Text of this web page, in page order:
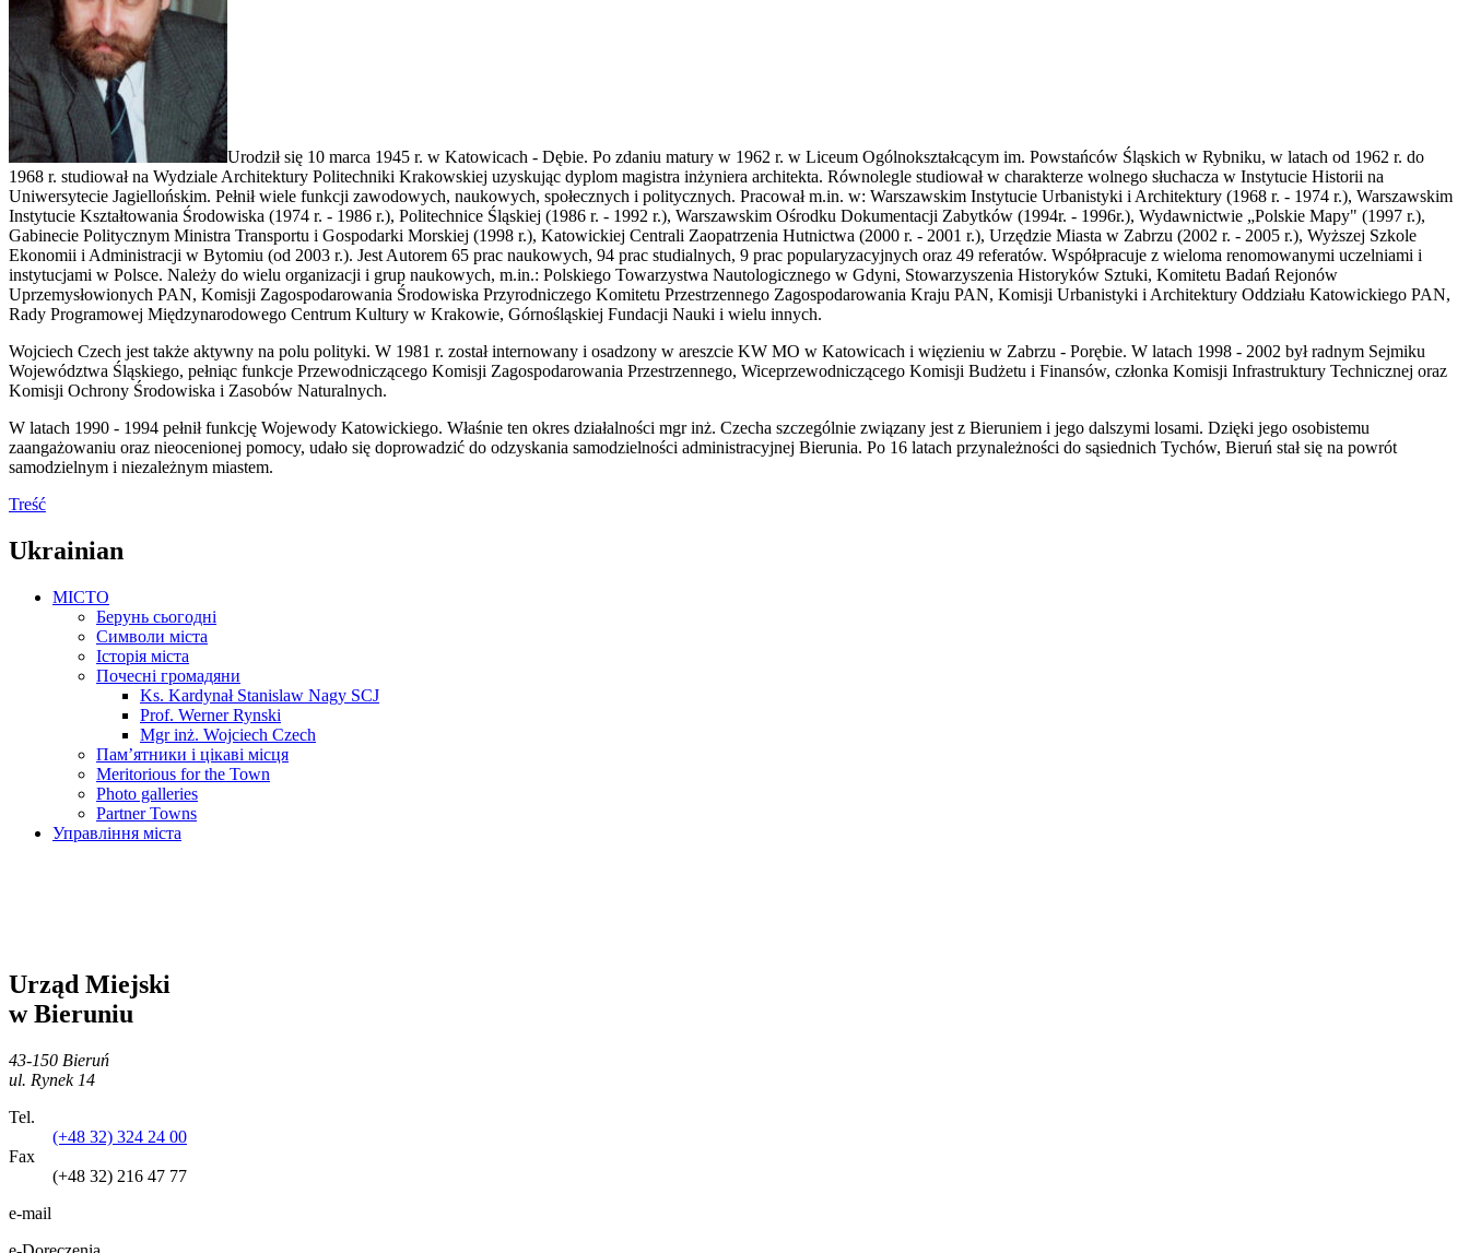
Urodził się 10 marca 1945 r. w Katowicach - Dębie. Po zdaniu matury w 1962 r. w Liceum Ogólnokształcącym im. Powstańców Śląskich w Rybniku, w latach od 1962 r. do
1968 r. studiował na Wydziale Architektury Politechniki Krakowskiej uzyskując dyplom magistra inżyniera architekta. Równolegle studiował w charakterze wolnego słuchacza w Instytucie Historii na
Uniwersytecie Jagiellońskim. Pełnił wiele funkcji zawodowych, naukowych, społecznych i politycznych. Pracował m.in. w: Warszawskim Instytucie Urbanistyki i Architektury (1968 r. - 1974 r.), Warszawskim
Instytucie Kształtowania Środowiska (1974 r. - 1986 r.), Politechnice Śląskiej (1986 r. - 1992 r.), Warszawskim Ośrodku Dokumentacji Zabytków (1994r. - 1996r.), Wydawnictwie „Polskie Mapy" (1997 r.),
Gabinecie Politycznym Ministra Transportu i Gospodarki Morskiej (1998 r.), Katowickiej Centrali Zaopatrzenia Hutnictwa (2000 r. - 2001 r.), Urzędzie Miasta w Zabrzu (2002 r. - 2005 r.), Wyższej Szkole
Ekonomii i Administracji w Bytomiu (od 2003 r.). Jest Autorem 65 prac naukowych, 94 prac studialnych, 9 prac popularyzacyjnych oraz 49 referatów. Współpracuje z wieloma renomowanymi uczelniami i
instytucjami w Polsce. Należy do wielu organizacji i grup naukowych, m.in.: Polskiego Towarzystwa Nautologicznego w Gdyni, Stowarzyszenia Historyków Sztuki, Komitetu Badań Rejonów
Uprzemysłowionych PAN, Komisji Zagospodarowania Środowiska Przyrodniczego Komitetu Przestrzennego Zagospodarowania Kraju PAN, Komisji Urbanistyki i Architektury Oddziału Katowickiego PAN,
Rady Programowej Międzynarodowego Centrum Kultury w Krakowie, Górnośląskiej Fundacji Nauki i wielu innych.
Wojciech Czech jest także aktywny na polu polityki. W 1981 r. został internowany i osadzony w areszcie KW MO w Katowicach i więzieniu w Zabrzu - Porębie. W latach 1998 - 2002 był radnym Sejmiku
Województwa Śląskiego, pełniąc funkcje Przewodniczącego Komisji Zagospodarowania Przestrzennego, Wiceprzewodniczącego Komisji Budżetu i Finansów, członka Komisji Infrastruktury Technicznej oraz
Komisji Ochrony Środowiska i Zasobów Naturalnych.
W latach 1990 - 1994 pełnił funkcję Wojewody Katowickiego. Właśnie ten okres działalności mgr inż. Czecha szczególnie związany jest z Bieruniem i jego dalszymi losami. Dzięki jego osobistemu
zaangażowaniu oraz nieocenionej pomocy, udało się doprowadzić do odzyskania samodzielności administracyjnej Bierunia. Po 16 latach przynależności do sąsiednich Tychów, Bieruń stał się na powrót
samodzielnym i niezależnym miastem.
Treść
Ukrainian
MICTO
Берунь сьогодні
Символи міста
Історія міста
Почесні громадяни
Ks. Kardynał Stanislaw Nagy SCJ
Prof. Werner Rynski
Mgr inż. Wojciech Czech
Пам’ятники і цікаві місця
Meritorious for the Town
Photo galleries
Partner Towns
Управління міста
Urząd Miejski
w Bieruniu
43-150 Bieruń
ul. Rynek 14
Tel.
(+48 32) 324 24 00
Fax
(+48 32) 216 47 77
e-mail